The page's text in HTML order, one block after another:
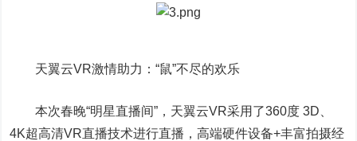
天翼云VR激情助力：“鼠”不尽的欢乐
本次春晚“明星直播间”，天翼云VR采用了360度 3D、
4K超高清VR直播技术进行直播，高端硬件设备+丰富拍摄经